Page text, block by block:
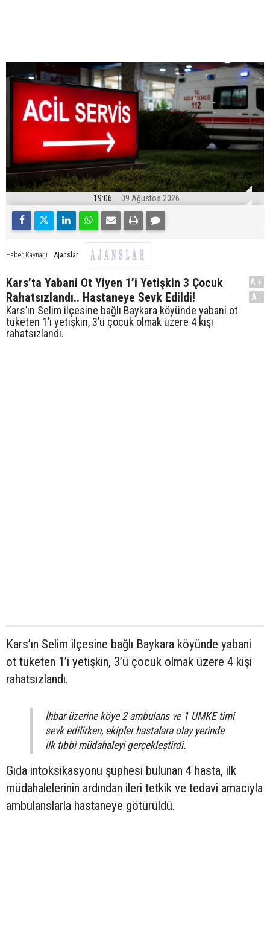
19:06 09 Ağustos 2026
Haber Kaynağı Ajanslar
Kars’ta Yabani Ot Yiyen 1’i Yetişkin 3 Çocuk
Rahatsızlandı.. Hastaneye Sevk Edildi!
Kars’ın Selim ilçesine bağlı Baykara köyünde yabani ot
tüketen 1’i yetişkin, 3’ü çocuk olmak üzere 4 kişi
rahatsızlandı.
A+
A-
Kars’ın Selim ilçesine bağlı Baykara köyünde yabani
ot tüketen 1’i yetişkin, 3’ü çocuk olmak üzere 4 kişi
rahatsızlandı.
İhbar üzerine köye 2 ambulans ve 1 UMKE timi
sevk edilirken, ekipler hastalara olay yerinde
ilk tıbbi müdahaleyi gerçekleştirdi.
Gıda intoksikasyonu şüphesi bulunan 4 hasta, ilk
müdahalelerinin ardından ileri tetkik ve tedavi amacıyla
ambulanslarla hastaneye götürüldü.